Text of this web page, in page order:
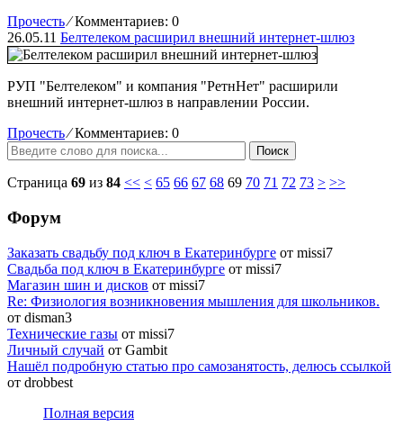
Прочесть ⁄Комментариев: 0
26.05.11 Белтелеком расширил внешний интернет-шлюз
РУП "Белтелеком" и компания "РетнНет" расширили
внешний интернет-шлюз в направлении России.
Прочесть ⁄Комментариев: 0
Поиск
Страница 69 из 84 << < 65 66 67 68 69 70 71 72 73 > >>
Форум
Заказать свадьбу под ключ в Екатеринбурге от missi7
Cвадьба под ключ в Екатеринбурге от missi7
Магазин шин и дисков от missi7
Re: Физиология возникновения мышления для школьников.
от disman3
Технические газы от missi7
Личный случай от Gambit
Нашёл подробную статью про самозанятость, делюсь ссылкой
от drobbest
Полная версия